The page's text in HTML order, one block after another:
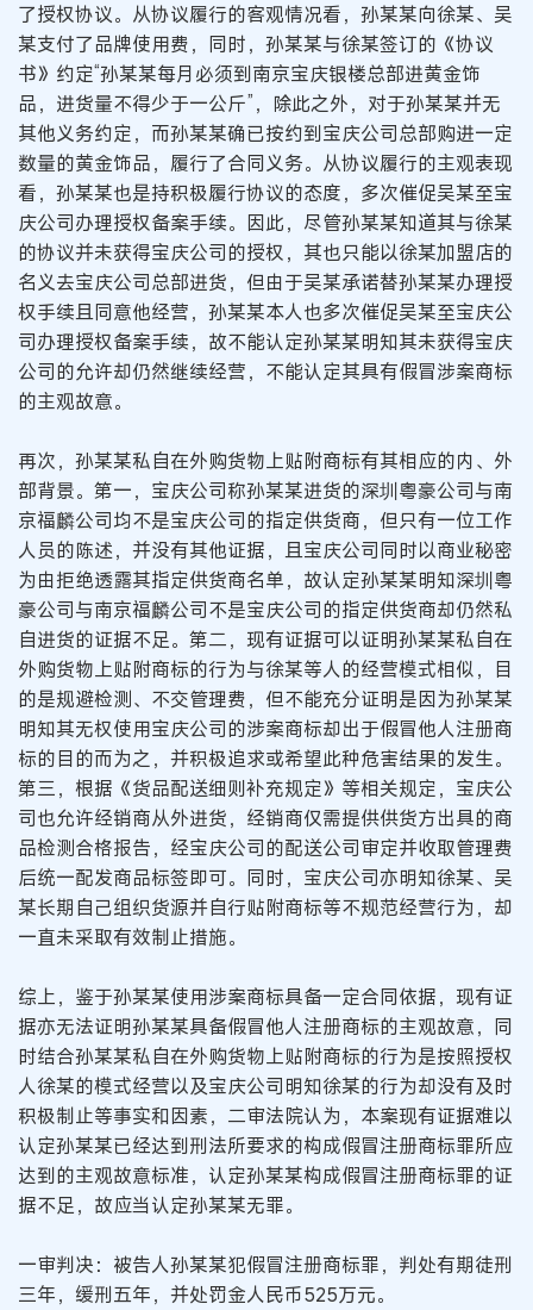
了授权协议。从协议履行的客观情况看，孙某某向徐某、吴
某支付了品牌使用费，同时，孙某某与徐某签订的《协议
书》约定“孙某某每月必须到南京宝庆银楼总部进黄金饰
品，进货量不得少于一公斤”，除此之外，对于孙某某并无
其他义务约定，而孙某某确已按约到宝庆公司总部购进一定
数量的黄金饰品，履行了合同义务。从协议履行的主观表现
看，孙某某也是持积极履行协议的态度，多次催促吴某至宝
庆公司办理授权备案手续。因此，尽管孙某某知道其与徐某
的协议并未获得宝庆公司的授权，其也只能以徐某加盟店的
名义去宝庆公司总部进货，但由于吴某承诺替孙某某办理授
权手续且同意他经营，孙某某本人也多次催促吴某至宝庆公
司办理授权备案手续，故不能认定孙某某明知其未获得宝庆
公司的允许却仍然继续经营，不能认定其具有假冒涉案商标
的主观故意。
再次，孙某某私自在外购货物上贴附商标有其相应的内、外
部背景。第一，宝庆公司称孙某某进货的深圳粤豪公司与南
京福麟公司均不是宝庆公司的指定供货商，但只有一位工作
人员的陈述，并没有其他证据，且宝庆公司同时以商业秘密
为由拒绝透露其指定供货商名单，故认定孙某某明知深圳粤
豪公司与南京福麟公司不是宝庆公司的指定供货商却仍然私
自进货的证据不足。第二，现有证据可以证明孙某某私自在
外购货物上贴附商标的行为与徐某等人的经营模式相似，目
的是规避检测、不交管理费，但不能充分证明是因为孙某某
明知其无权使用宝庆公司的涉案商标却出于假冒他人注册商
标的目的而为之，并积极追求或希望此种危害结果的发生。
第三，根据《货品配送细则补充规定》等相关规定，宝庆公
司也允许经销商从外进货，经销商仅需提供供货方出具的商
品检测合格报告，经宝庆公司的配送公司审定并收取管理费
后统一配发商品标签即可。同时，宝庆公司亦明知徐某、吴
某长期自己组织货源并自行贴附商标等不规范经营行为，却
一直未采取有效制止措施。
综上，鉴于孙某某使用涉案商标具备一定合同依据，现有证
据亦无法证明孙某某具备假冒他人注册商标的主观故意，同
时结合孙某某私自在外购货物上贴附商标的行为是按照授权
人徐某的模式经营以及宝庆公司明知徐某的行为却没有及时
积极制止等事实和因素，二审法院认为，本案现有证据难以
认定孙某某已经达到刑法所要求的构成假冒注册商标罪所应
达到的主观故意标准，认定孙某某构成假冒注册商标罪的证
据不足，故应当认定孙某某无罪。
一审判决：被告人孙某某犯假冒注册商标罪，判处有期徒刑
三年，缓刑五年，并处罚金人民币525万元。